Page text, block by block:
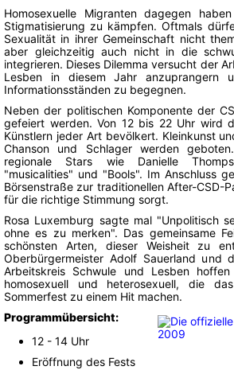
Homosexuelle Migranten dagegen
Stigmatisierung zu kämpfen. Oftmals
Sexualität in ihrer Gemeinschaft nicht
aber gleichzeitig auch nicht in die
integrieren. Dieses Dilemma versucht der
Lesben in diesem Jahr anzuprangern
Informationsständen zu begegnen.
Neben der politischen Komponente der
gefeiert werden. Von 12 bis 22 Uhr wird
Künstlern jeder Art bevölkert. Kleinkunst
Chanson und Schlager werden
regionale Stars wie Danielle
"musicalities" und "Bools". Im Anschluss
Börsenstraße zur traditionellen After-CSD-
für die richtige Stimmung sorgt.
Rosa Luxemburg sagte mal "Unpolitisch
ohne es zu merken". Das gemeinsame
schönsten Arten, dieser Weisheit zu
Oberbürgermeister Adolf Sauerland und
Arbeitskreis Schwule und Lesben
homosexuell und heterosexuell, die
Sommerfest zu einem Hit machen.
Programmübersicht:
12 - 14 Uhr
Eröffnung des Fests